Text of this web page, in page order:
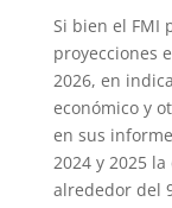
p
p
a
m
r
Si bien el FMI
proyecciones
2026, en
económico y
en sus
2024 y 2025
alrededor del